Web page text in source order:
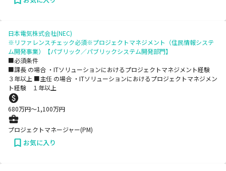
日本電気株式会社(NEC)
※リファレンスチェック必須※プロジェクトマネジメント（住民情報システ
ム開発事業）【パブリック／パブリックシステム開発部門】
■必須条件
■課長 の場合 ・ITソリューションにおけるプロジェクトマネジメント経験
３年以上 ■主任 の場合 ・ITソリューションにおけるプロジェクトマネジメン
ト経験 １年以上
680万円〜1,100万円
プロジェクトマネージャー(PM)
お気に入り